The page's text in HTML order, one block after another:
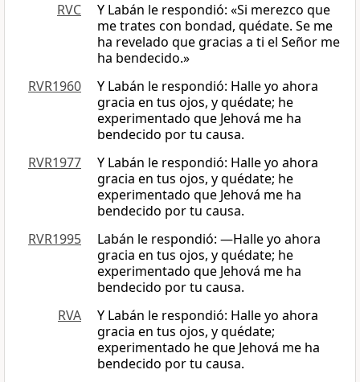
RVC
Y Labán le respondió: «Si merezco que
me trates con bondad, quédate. Se me
ha revelado que gracias a ti el Señor me
ha bendecido.»
RVR1960
Y Labán le respondió: Halle yo ahora
gracia en tus ojos, y quédate; he
experimentado que Jehová me ha
bendecido por tu causa.
RVR1977
Y Labán le respondió: Halle yo ahora
gracia en tus ojos, y quédate; he
experimentado que Jehová me ha
bendecido por tu causa.
RVR1995
Labán le respondió: —Halle yo ahora
gracia en tus ojos, y quédate; he
experimentado que Jehová me ha
bendecido por tu causa.
RVA
Y Labán le respondió: Halle yo ahora
gracia en tus ojos, y quédate;
experimentado he que Jehová me ha
bendecido por tu causa.